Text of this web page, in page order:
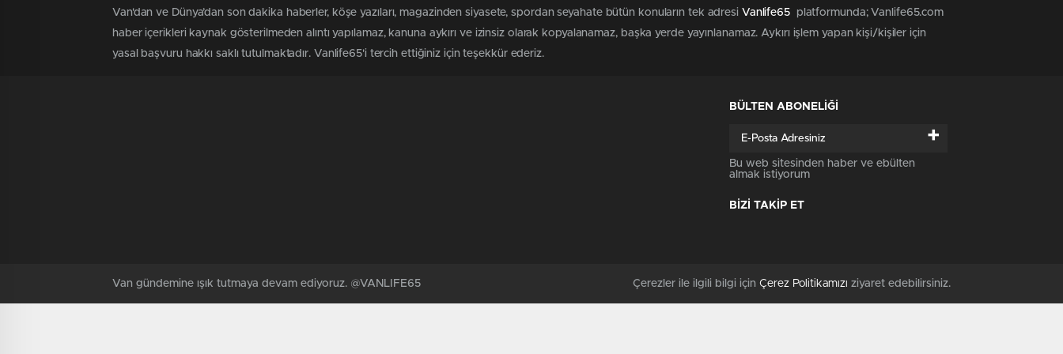
Van'dan ve Dünya’dan son dakika haberler, köşe yazıları, magazinden siyasete, spordan seyahate bütün konuların tek adresi Vanlife65
platformunda; Vanlife65.com
haber içerikleri kaynak gösterilmeden alıntı yapılamaz, kanuna aykırı ve izinsiz olarak kopyalanamaz, başka yerde yayınlanamaz. Aykırı işlem yapan kişi/kişiler için
yasal başvuru hakkı saklı tutulmaktadır. Vanlife65'i tercih ettiğiniz için teşekkür ederiz.
BÜLTEN ABONELİĞİ
+
Bu web sitesinden haber ve ebülten
almak istiyorum
BİZİ TAKİP ET
Van gündemine ışık tutmaya devam ediyoruz. @VANLIFE65 Çerezler ile ilgili bilgi için Çerez Politikamızı ziyaret edebilirsiniz.